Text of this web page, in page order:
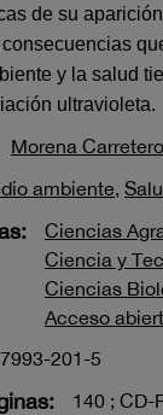
de su
consecuencias
y la salud
ultravioleta.
Morena
ambiente,
Ciencias
Ciencia y
Ciencias
Acceso
201-5
140 ; CD-